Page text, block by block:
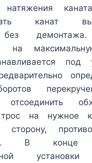
натяжения
канат
на
отсоединить
трос на нужное
В конце